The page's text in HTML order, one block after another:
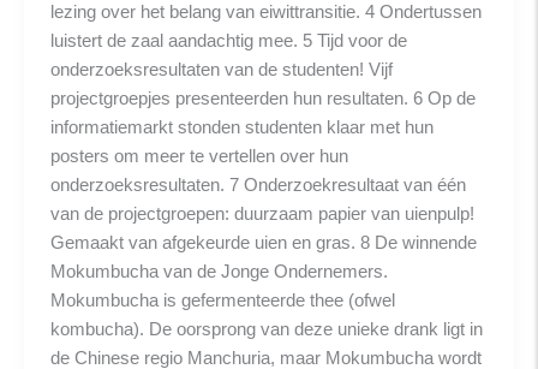
lezing over het belang van eiwittransitie. 4 Ondertussen
luistert de zaal aandachtig mee. 5 Tijd voor de
onderzoeksresultaten van de studenten! Vijf
projectgroepjes presenteerden hun resultaten. 6 Op de
informatiemarkt stonden studenten klaar met hun
posters om meer te vertellen over hun
onderzoeksresultaten. 7 Onderzoekresultaat van één
van de projectgroepen: duurzaam papier van uienpulp!
Gemaakt van afgekeurde uien en gras. 8 De winnende
Mokumbucha van de Jonge Ondernemers.
Mokumbucha is gefermenteerde thee (ofwel
kombucha). De oorsprong van deze unieke drank ligt in
de Chinese regio Manchuria, maar Mokumbucha wordt